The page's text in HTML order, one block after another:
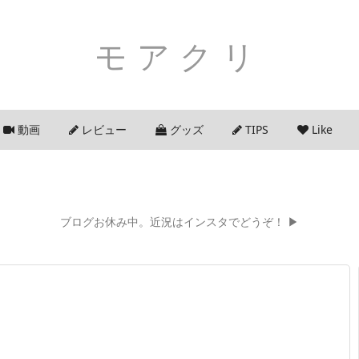
モアクリ
動画 レビュー グッズ TIPS Like
ブログお休み中。近況はインスタでどうぞ！ ▶